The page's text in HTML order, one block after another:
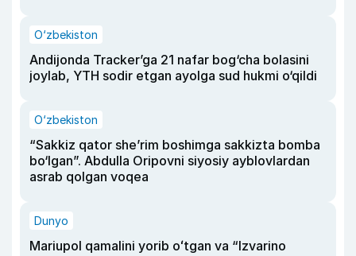
O‘zbekiston
Andijonda Tracker’ga 21 nafar bog‘cha bolasini
joylab, YTH sodir etgan ayolga sud hukmi o‘qildi
O‘zbekiston
“Sakkiz qator she’rim boshimga sakkizta bomba
bo‘lgan”. Abdulla Oripovni siyosiy ayblovlardan
asrab qolgan voqea
Dunyo
Mariupol qamalini yorib oʻtgan va “Izvarino